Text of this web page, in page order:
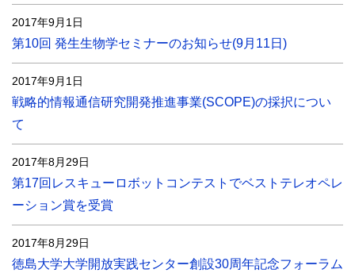
2017年9月1日
第10回 発生生物学セミナーのお知らせ(9月11日)
2017年9月1日
戦略的情報通信研究開発推進事業(SCOPE)の採択につい
て
2017年8月29日
第17回レスキューロボットコンテストでベストテレオペレ
ーション賞を受賞
2017年8月29日
徳島大学大学開放実践センター創設30周年記念フォーラム